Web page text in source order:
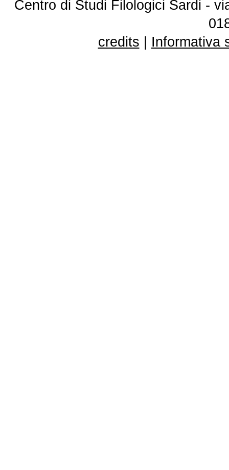
Centro di Studi Filologici Sardi -
credits
Informativa